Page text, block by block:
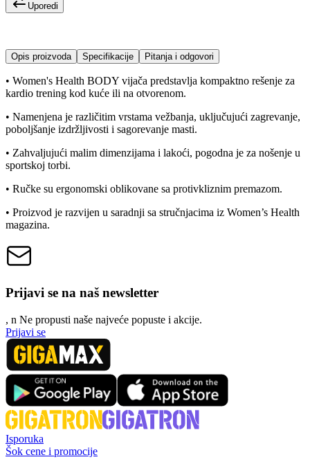
Uporedi
Opis proizvoda Specifikacije Pitanja i odgovori
• Women's Health BODY vijača predstavlja kompaktno rešenje za
kardio trening kod kuće ili na otvorenom.
• Namenjena je različitim vrstama vežbanja, uključujući zagrevanje,
poboljšanje izdržljivosti i sagorevanje masti.
• Zahvaljujući malim dimenzijama i lakoći, pogodna je za nošenje u
sportskoj torbi.
• Ručke su ergonomski oblikovane sa protivkliznim premazom.
• Proizvod je razvijen u saradnji sa stručnjacima iz Women’s Health
magazina.
Prijavi se na naš newsletter
, n Ne propusti naše najveće popuste i akcije.
Prijavi se
Isporuka
Šok cene i promocije